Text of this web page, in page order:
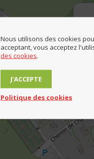
Nous utilisons des cookies
acceptant, vous acceptez
des cookies.
J’ACCEPTE
Politique des cookies